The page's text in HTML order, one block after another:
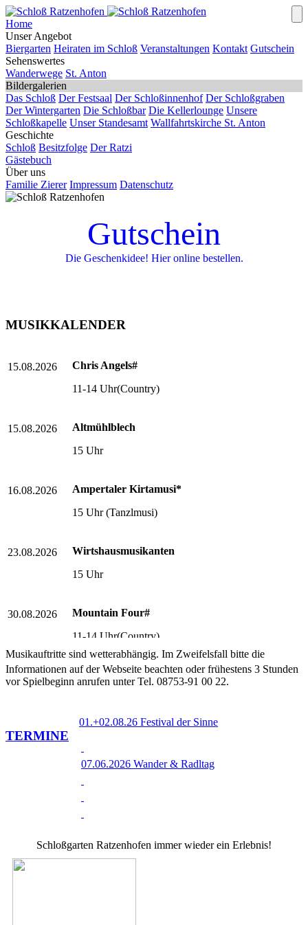
Home
Unser Angebot
Biergarten Heiraten im Schloß Veranstaltungen Kontakt Gutschein
Sehenswertes
Wanderwege St. Anton
Bildergalerien
Das Schloß Der Festsaal Der Schloßinnenhof Der Schloßgraben
Der Wintergarten Die Schloßbar Die Kellerlounge Unsere
Schloßkapelle Unser Standesamt Wallfahrtskirche St. Anton
Geschichte
Schloß Besitzfolge Der Ratzi
Gästebuch
Über uns
Familie Zierer Impressum Datenschutz
Gutschein
Die Geschenkidee! Hier online bestellen.
MUSIKKALENDER
15.08.2026
Chris Angels#
11-14 Uhr(Country)
15.08.2026
Altmühlblech
15 Uhr
16.08.2026
Ampertaler Kirtamusi*
15 Uhr (Tanzlmusi)
23.08.2026
Wirtshausmusikanten
15 Uhr
30.08.2026
Mountain Four#
11-14 Uhr(Country)
30.08.2026
Griabigs Blech
06.09.2026
11-14 Uh (Country)
14.30 (Tanzlmusi)
13.09.2026
Alt-Zucheringer Blasmusik*
Musikauftritte sind wetterabhängig. Im Zweifelsfall bitte die
Informationen auf der Webseite beachten oder frühestens 3 Stunden
vor Spielbeginn anrufen unter Tel. 08753-91 00 22.
TERMINE
01.+02.08.26 Festival der Sinne
07.06.2026 Wander & Radltag
Schloßgarten Ratzenhofen immer wieder ein Erlebnis!